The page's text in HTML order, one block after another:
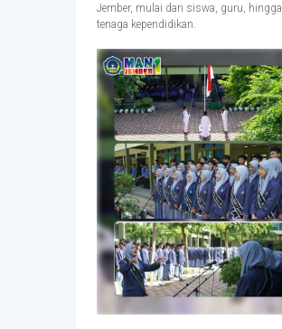
Jember, mulai dari siswa, guru, hingga
tenaga kependidikan.